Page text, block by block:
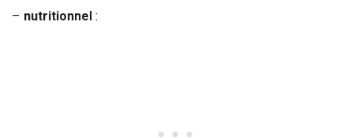
– nutritionnel: